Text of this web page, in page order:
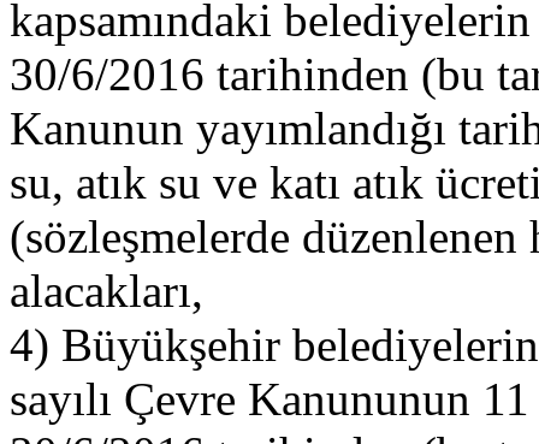
kapsamındaki
30/6/2016 tarihinden (bu
Kanunun yayımlandığı
su, atık su ve katı atık
(sözleşmelerde
alacakları,
4) Büyükşehir
sayılı Çevre Kanununun